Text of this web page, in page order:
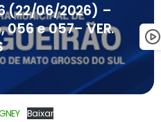
(22/06/2026) –
056 e 057– VER.
Baixar